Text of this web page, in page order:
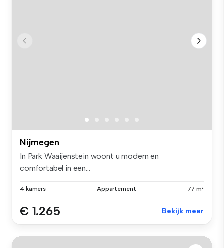
Nijmegen
In Park Waaijenstein woont u modern en
comfortabel in een...
4 kamers Appartement 77 m²
€ 1.265 Bekijk meer